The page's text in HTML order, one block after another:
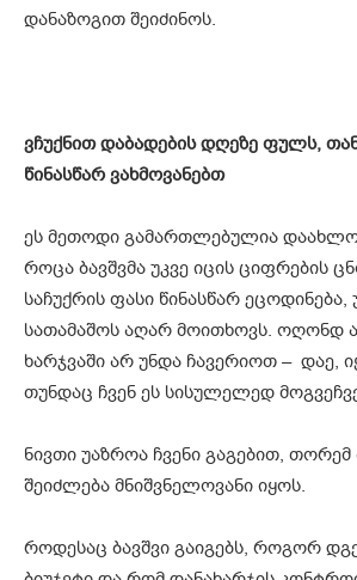
დანაზოგით შეიძინოს.
ვჩუქნით დაბადების დღეზე ფულს,
წინასწარ ვახმოვანებთ
ეს მეთოდი გამართლებულია
როცა ბავშვმა უკვე იცის ციფრების
საჩუქრის ფასი წინასწარ
სათამაშოს აღარ მოითხოვს. ოღონდ
ხარჯვაში არ უნდა ჩავერიოთ – დაე,
თუნდაც ჩვენ ეს სისულელედ
ნივთი უაზროა ჩვენი გაგებით, თორემ
შეიძლება მნიშვნელოვანი იყოს.
როდესაც ბავშვი გაიგებს, როგორ